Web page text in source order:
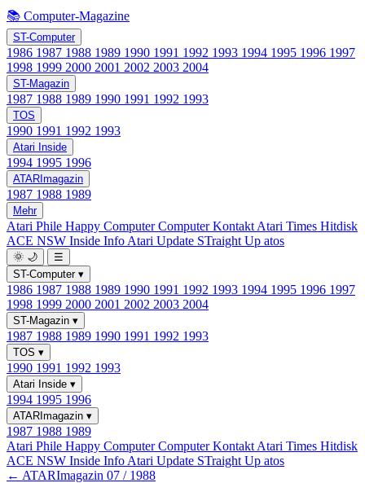
📚 Computer-Magazine
ST-Computer
1986 1987 1988 1989 1990 1991 1992 1993 1994 1995 1996 1997
1998 1999 2000 2001 2002 2003 2004
ST-Magazin
1987 1988 1989 1990 1991 1992 1993
TOS
1990 1991 1992 1993
Atari Inside
1994 1995 1996
ATARImagazin
1987 1988 1989
Mehr
Atari Phile Happy ComputerComputer Kontakt Atari Times Hitdisk
ACE NSW Inside Info Atari Update STraight Up atos
🌞 🌙
☰
ST-Computer ▾
1986 1987 1988 1989 1990 1991 1992 1993 1994 1995 1996 1997
1998 1999 2000 2001 2002 2003 2004
ST-Magazin ▾
1987 1988 1989 1990 1991 1992 1993
TOS ▾
1990 1991 1992 1993
Atari Inside ▾
1994 1995 1996
ATARImagazin ▾
1987 1988 1989
Atari Phile Happy ComputerComputer Kontakt Atari Times Hitdisk
ACE NSW Inside Info Atari Update STraight Up atos
← ATARImagazin 07 / 1988